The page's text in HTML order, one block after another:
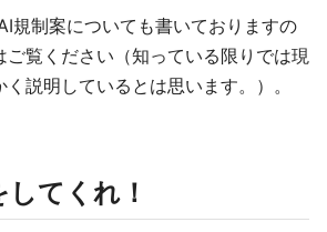
規制案についても書いておりますの
ご覧ください（知っている限りでは現
説明しているとは思います。）。
てくれ！